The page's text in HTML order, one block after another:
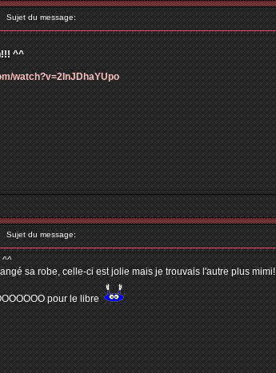
Sujet du message:
^^
watch?v=2InJDhaYUpo
Sujet du message:
^^
sa robe, celle-ci est jolie mais je trouvais l'autre plus mimi!
pour le libre